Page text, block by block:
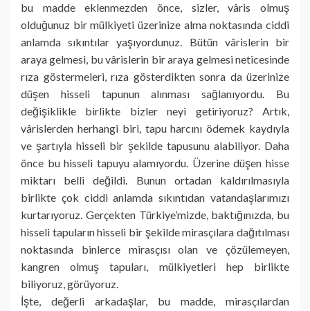
bu madde eklenmezden önce, sizler, vâris olmuş
olduğunuz bir mülkiyeti üzerinize alma noktasında ciddi
anlamda sıkıntılar yaşıyordunuz. Bütün vârislerin bir
araya gelmesi, bu vârislerin bir araya gelmesi neticesinde
rıza göstermeleri, rıza gösterdikten sonra da üzerinize
düşen hisseli tapunun alınması sağlanıyordu. Bu
değişiklikle birlikte bizler neyi getiriyoruz? Artık,
vârislerden herhangi biri, tapu harcını ödemek kaydıyla
ve şartıyla hisseli bir şekilde tapusunu alabiliyor. Daha
önce bu hisseli tapuyu alamıyordu. Üzerine düşen hisse
miktarı belli değildi. Bunun ortadan kaldırılmasıyla
birlikte çok ciddi anlamda sıkıntıdan vatandaşlarımızı
kurtarıyoruz. Gerçekten Türkiye’mizde, baktığınızda, bu
hisseli tapuların hisseli bir şekilde mirasçılara dağıtılması
noktasında binlerce mirasçısı olan ve çözülemeyen,
kangren olmuş tapuları, mülkiyetleri hep birlikte
biliyoruz, görüyoruz.
İşte, değerli arkadaşlar, bu madde, mirasçılardan